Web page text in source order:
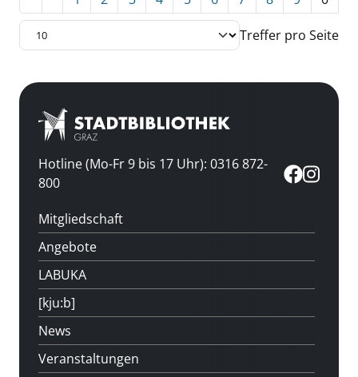
Treffer pro Seite
Hotline (Mo-Fr 9 bis 17 Uhr): 0316 872-
800
Mitgliedschaft
Angebote
LABUKA
[kju:b]
News
Veranstaltungen